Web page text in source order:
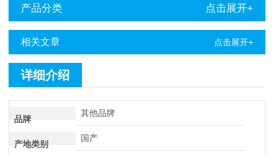
产品分类 点击展开+
相关文章 点击展开+
详细介绍
品牌
其他品牌
产地类别
国产